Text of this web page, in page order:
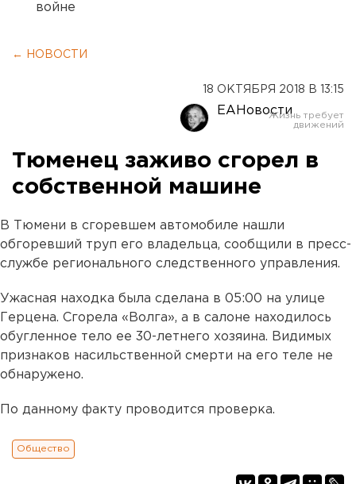
войне
← НОВОСТИ
18 ОКТЯБРЯ 2018 В 13:15
ЕАНовости
Тюменец заживо сгорел в
собственной машине
В Тюмени в сгоревшем автомобиле нашли
обгоревший труп его владельца, сообщили в пресс-
службе регионального следственного управления.
Ужасная находка была сделана в 05:00 на улице
Герцена. Сгорела «Волга», а в салоне находилось
обугленное тело ее 30-летнего хозяина. Видимых
признаков насильственной смерти на его теле не
обнаружено.
По данному факту проводится проверка.
Общество